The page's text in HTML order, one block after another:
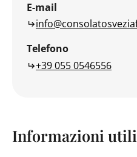
E-mail
Telefono
+39 055 0546556
Informazioni utili